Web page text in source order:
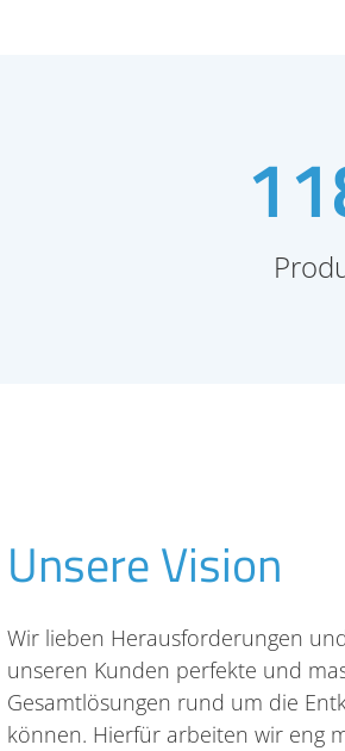
Unsere Vision
Wir lieben Herausforderungen
unseren Kunden perfekte und
Gesamtlösungen rund um die
können. Hierfür arbeiten wir eng